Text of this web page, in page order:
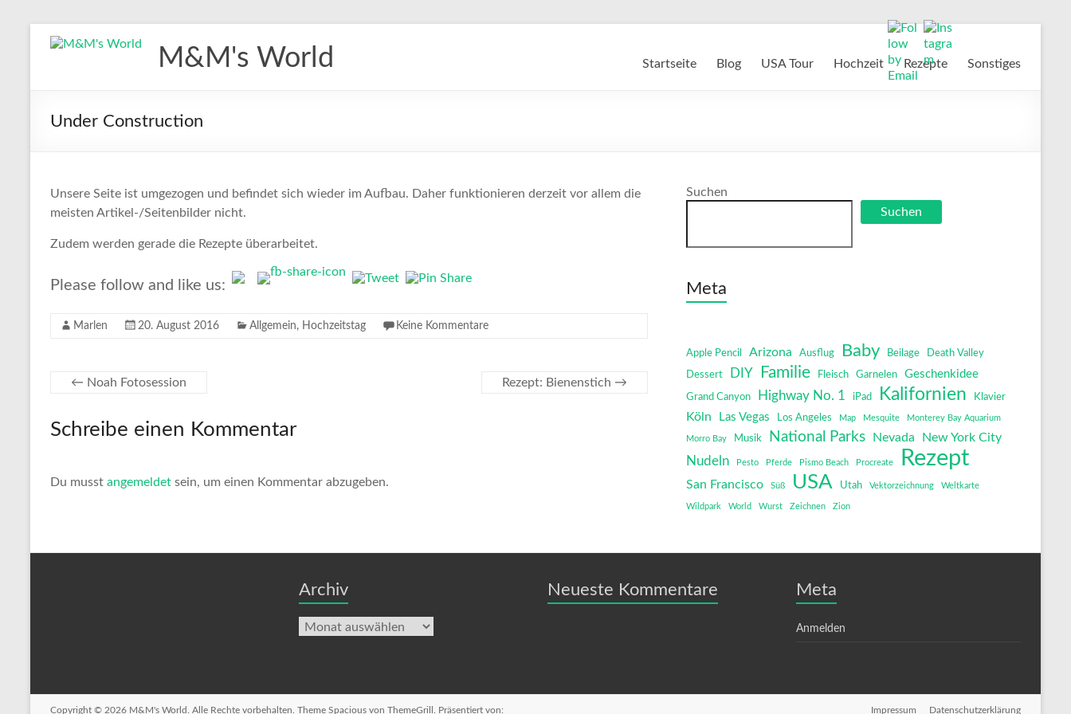
Inhalt
M&M's World Startseite Blog USA Tour Hochzeit Rezepte Sonstiges
Under Construction
Unsere Seite ist umgezogen und befindet sich wieder im Aufbau. Daher funktionieren derzeit vor allem die
meisten Artikel-/Seitenbilder nicht.
Zudem werden gerade die Rezepte überarbeitet.
Please follow and like us:
Marlen 20. August 2016 Allgemein, Hochzeitstag Keine Kommentare
← Noah Fotosession Rezept: Bienenstich →
Schreibe einen Kommentar
Du musst angemeldet sein, um einen Kommentar abzugeben.
Suchen
Suchen
Meta
Apple Pencil Arizona Ausflug Baby Beilage Death Valley
Dessert DIY Familie Fleisch Garnelen Geschenkidee
Grand Canyon Highway No. 1 iPad Kalifornien Klavier
Köln Las Vegas Los Angeles Map Mesquite Monterey Bay Aquarium
Morro Bay Musik National Parks Nevada New York City
Nudeln Pesto Pferde Pismo Beach Procreate Rezept
San Francisco Süß USA Utah Vektorzeichnung Weltkarte
Wildpark World Wurst Zeichnen Zion
Archiv
Archiv
Neueste Kommentare Meta
Anmelden
Copyright © 2026 M&M's World . Alle Rechte vorbehalten. Theme Spacious von ThemeGrill. Präsentiert von: Impressum Datenschutzerklärung